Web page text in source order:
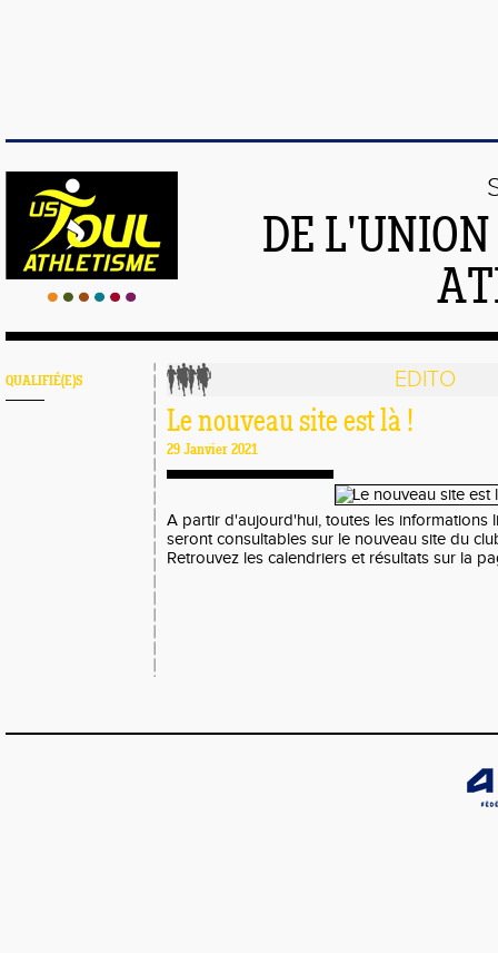
DE
QUALIFIÉ(E)S EDITO
Le nouveau site est là !
29 Janvier 2021
A partir d'aujourd'hui, toutes les informations
seront consultables sur le nouveau site du
Retrouvez les calendriers et résultats sur la